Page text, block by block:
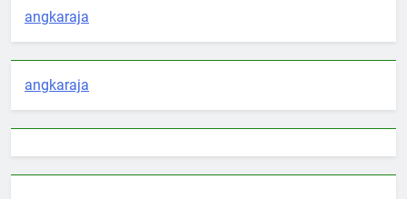
angkaraja
angkaraja